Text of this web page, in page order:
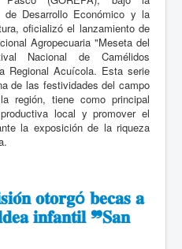
Desarrollo Económico y la
oficializó el lanzamiento de
Agropecuaria "Meseta del
Nacional de Camélidos
Regional Acuícola. Esta serie
de las festividades del campo
región, tiene como principal
local y promover el
la exposición de la riqueza
𝐨𝐭𝐨𝐫𝐠ó 𝐛𝐞𝐜𝐚𝐬 𝐚
𝐢𝐧𝐟𝐚𝐧𝐭𝐢𝐥 ❞𝐒𝐚𝐧